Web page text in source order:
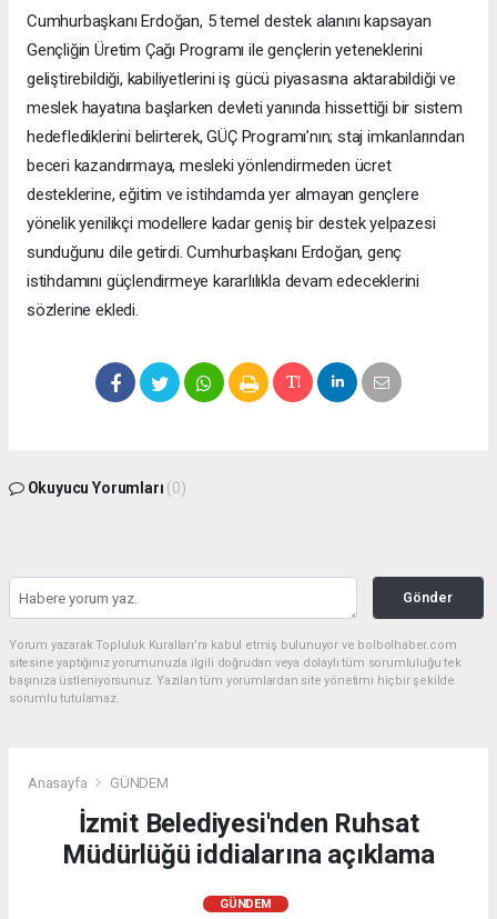
Cumhurbaşkanı Erdoğan, 5 temel destek alanını kapsayan
Gençliğin Üretim Çağı Programı ile gençlerin yeteneklerini
geliştirebildiği, kabiliyetlerini iş gücü piyasasına aktarabildiği ve
meslek hayatına başlarken devleti yanında hissettiği bir sistem
hedeflediklerini belirterek, GÜÇ Programı’nın; staj imkanlarından
beceri kazandırmaya, mesleki yönlendirmeden ücret
desteklerine, eğitim ve istihdamda yer almayan gençlere
yönelik yenilikçi modellere kadar geniş bir destek yelpazesi
sunduğunu dile getirdi. Cumhurbaşkanı Erdoğan, genç
istihdamını güçlendirmeye kararlılıkla devam edeceklerini
sözlerine ekledi.
Okuyucu Yorumları (0)
Gönder
Yorum yazarak Topluluk Kuralları’nı kabul etmiş bulunuyor ve bolbolhaber.com
sitesine yaptığınız yorumunuzla ilgili doğrudan veya dolaylı tüm sorumluluğu tek
başınıza üstleniyorsunuz. Yazılan tüm yorumlardan site yönetimi hiçbir şekilde
sorumlu tutulamaz.
Anasayfa GÜNDEM
İzmit Belediyesi'nden Ruhsat
Müdürlüğü iddialarına açıklama
GÜNDEM